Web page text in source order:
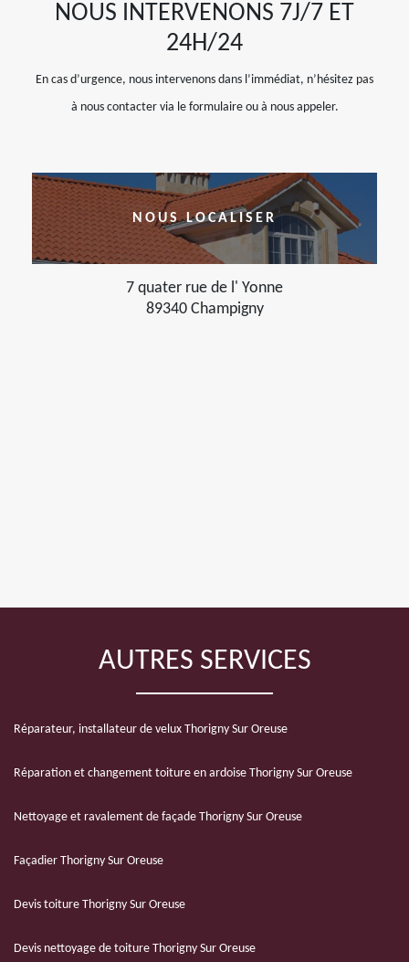
NOUS INTERVENONS 7J/7 ET
24H/24
En cas d’urgence, nous intervenons dans l’immédiat, n’hésitez pas
à nous contacter via le formulaire ou à nous appeler.
NOUS LOCALISER
7 quater rue de l' Yonne
89340 Champigny
AUTRES SERVICES
Réparateur, installateur de velux Thorigny Sur Oreuse
Réparation et changement toiture en ardoise Thorigny Sur Oreuse
Nettoyage et ravalement de façade Thorigny Sur Oreuse
Façadier Thorigny Sur Oreuse
Devis toiture Thorigny Sur Oreuse
Devis nettoyage de toiture Thorigny Sur Oreuse